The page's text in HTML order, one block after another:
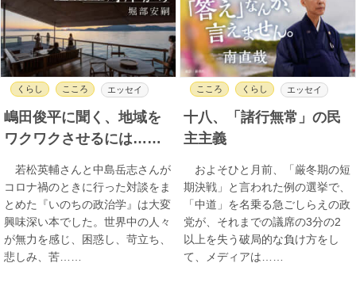
くらし こころ エッセイ
嶋田俊平に聞く、地域を
ワクワクさせるには……
若松英輔さんと中島岳志さんが
コロナ禍のときに行った対談をま
とめた『いのちの政治学』は大変
興味深い本でした。世界中の人々
が無力を感じ、困惑し、苛立ち、
悲しみ、苦……
こころ くらし エッセイ
十八、「諸行無常」の民
主主義
およそひと月前、「厳冬期の短
期決戦」と言われた例の選挙で、
「中道」を名乗る急ごしらえの政
党が、それまでの議席の3分の2
以上を失う破局的な負け方をし
て、メディアは……